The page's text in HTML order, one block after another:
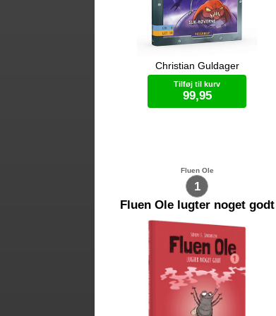
Mød Zip – drengen med sit eget rum-
skib. På jagt efter slik, møder Zip
farlige rum-pirater. Hvad mon der
sker nu? Følg med i Zips vilde
eventyr. Til alle modige drenge og
Christian Guldager
Tilføj til kurv
99,95
1
Fluen Ole
Fluen Ole lugter noget godt